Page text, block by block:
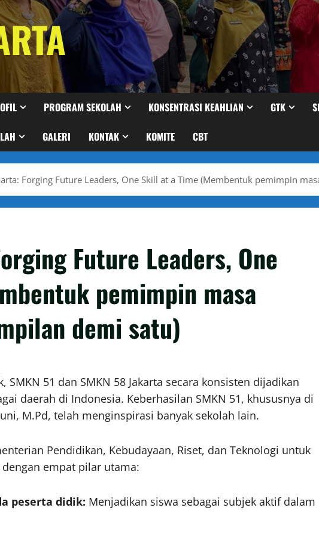
PROGRAM SEKOLAH KONSENTRASI KEAHLIAN GTK
GALERI KONTAK KOMITE CBT
Forging Future Leaders, One Skill at a Time (Membentuk pemimpin
Future Leaders, One
pemimpin masa
demi satu)
SMKN 51 dan SMKN 58 Jakarta secara konsisten dijadikan
daerah di Indonesia. Keberhasilan SMKN 51, khususnya di
M.Pd, telah menginspirasi banyak sekolah lain.
Pendidikan, Kebudayaan, Riset, dan Teknologi untuk
empat pilar utama:
peserta didik: Menjadikan siswa sebagai subjek aktif dalam